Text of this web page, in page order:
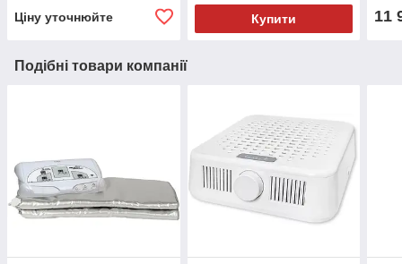
Ціну уточнюйте Купити 11
Подібні товари компанії